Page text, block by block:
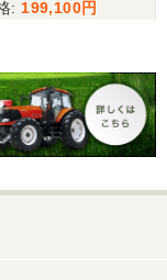
いました。 あり
ていただきまし
199,100